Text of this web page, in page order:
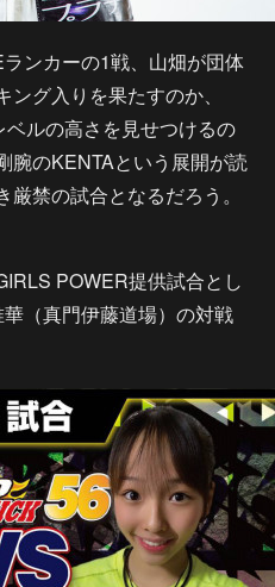
ンカーの1戦、山畑が団体
グ入りを果たすのか、
ルの高さを見せつけるの
腕のKENTAという展開が読
禁の試合となるだろう。
POWER提供試合とし
（真門伊藤道場）の対戦